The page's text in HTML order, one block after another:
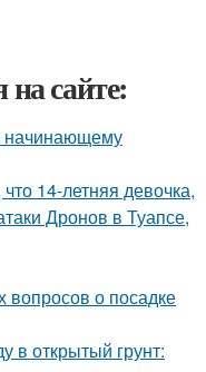
сайте:
начинающему
14-летняя девочка,
Дронов в Туапсе,
вопросов о посадке
в открытый грунт: